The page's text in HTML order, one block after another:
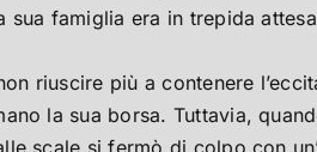
famiglia era in trepida
riuscire più a contenere
la sua borsa. Tuttavia,